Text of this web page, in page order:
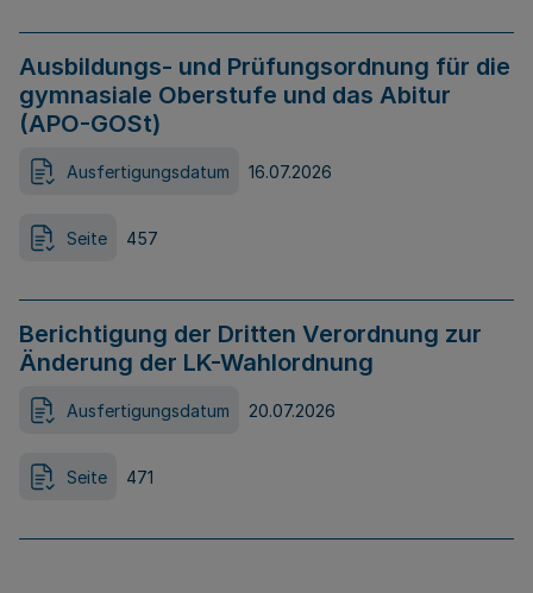
Ausbildungs- und Prüfungsordnung für die
gymnasiale Oberstufe und das Abitur
(APO-GOSt)
Ausfertigungsdatum 16.07.2026
Seite 457
Berichtigung der Dritten Verordnung zur
Änderung der LK-Wahlordnung
Ausfertigungsdatum 20.07.2026
Seite 471